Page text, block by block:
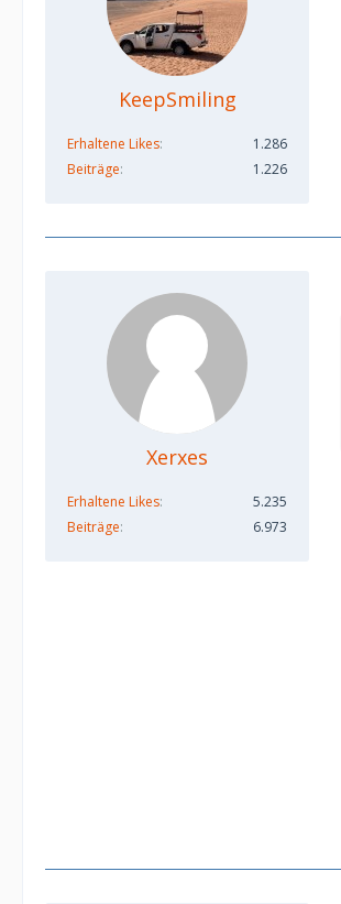
KeepSmiling
Erhaltene Likes
1.286
Beiträge
1.226
Xerxes
Erhaltene Likes
5.235
Beiträge
6.973